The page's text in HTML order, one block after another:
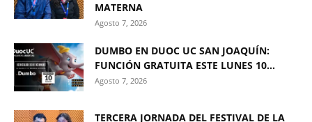
MATERNA
Agosto 7, 2026
DUMBO EN DUOC UC SAN JOAQUÍN:
FUNCIÓN GRATUITA ESTE LUNES 10...
Agosto 7, 2026
TERCERA JORNADA DEL FESTIVAL DE LA